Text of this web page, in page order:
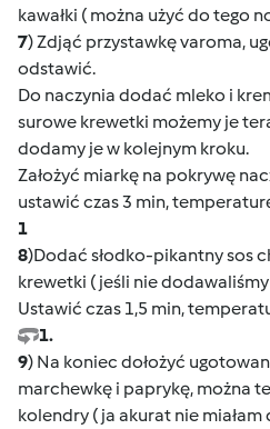
kawałki ( można użyć do tego
7) Zdjąć przystawkę varoma,
odstawić.
Do naczynia dodać mleko i
surowe krewetki możemy je
dodamy je w kolejnym kroku.
Założyć miarkę na pokrywę
ustawić czas 3 min,
1
8)Dodać słodko-pikantny sos
krewetki ( jeśli nie
Ustawić czas 1,5 min,
1.
9) Na koniec dołożyć
marchewkę i paprykę, można
kolendry ( ja akurat nie